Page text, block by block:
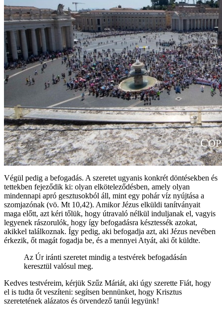
Végül pedig a befogadás. A szeretet ugyanis konkrét döntésekben és
tettekben fejeződik ki: olyan elköteleződésben, amely olyan
mindennapi apró gesztusokból áll, mint egy pohár víz nyújtása a
szomjazónak (vö. Mt 10,42). Amikor Jézus elküldi tanítványait
maga előtt, azt kéri tőlük, hogy útravaló nélkül induljanak el, vagyis
legyenek rászorulók, hogy így befogadásra késztessék azokat,
akikkel találkoznak. Így pedig, aki befogadja azt, aki Jézus nevében
érkezik, őt magát fogadja be, és a mennyei Atyát, aki őt küldte.
Az Úr iránti szeretet mindig a testvérek befogadásán
keresztül valósul meg.
Kedves testvéreim, kérjük Szűz Máriát, aki úgy szerette Fiát, hogy
el is tudta őt veszíteni: segítsen bennünket, hogy Krisztus
szeretetének alázatos és örvendező tanúi legyünk!